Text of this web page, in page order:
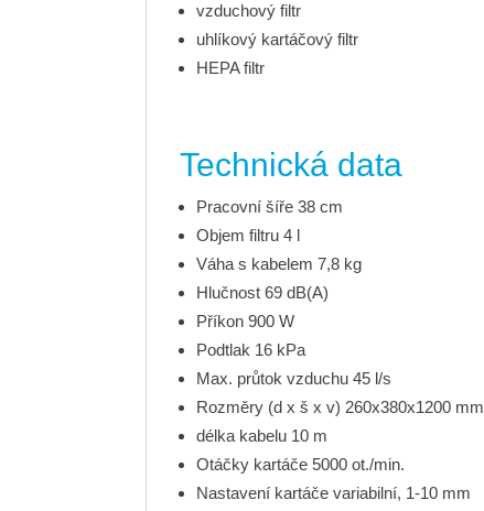
vzduchový filtr
uhlíkový kartáčový filtr
HEPA filtr
Technická data
Pracovní šíře 38 cm
Objem filtru 4 l
Váha s kabelem 7,8 kg
Hlučnost 69 dB(A)
Příkon 900 W
Podtlak 16 kPa
Max. průtok vzduchu 45 l/s
Rozměry (d x š x v) 260x380x1200 mm
délka kabelu 10 m
Otáčky kartáče 5000 ot./min.
Nastavení kartáče variabilní, 1-10 mm